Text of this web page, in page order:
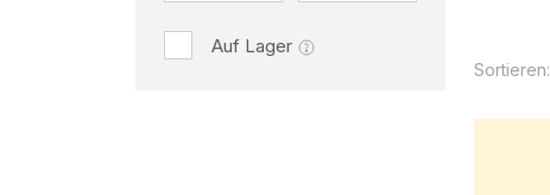
Auf Lager
Sortieren: